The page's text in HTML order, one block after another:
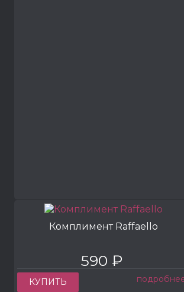
Комплимент Raffaello
590 ₽
КУПИТЬ